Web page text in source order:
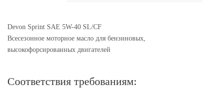
Devon Sprint SAE 5W-40 SL/CF
Всесезонное моторное масло для бензиновых,
высокофорсированных двигателей
Соответствия требованиям: